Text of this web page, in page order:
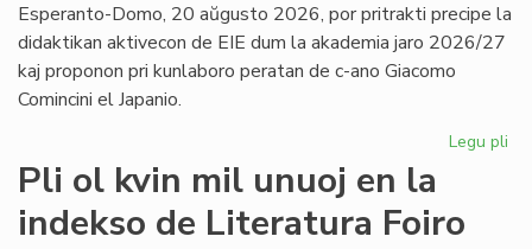
Esperanto-Domo, 20 aŭgusto 2026, por pritrakti precipe la
didaktikan aktivecon de EIE dum la akademia jaro 2026/27
kaj proponon pri kunlaboro peratan de c-ano Giacomo
Comincini el Japanio.
Legu pli
Pli ol kvin mil unuoj en la
indekso de Literatura Foiro